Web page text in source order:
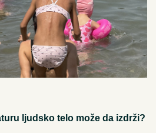
ljudsko telo može da izdrži?